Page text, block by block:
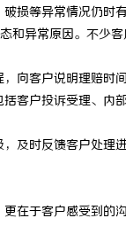
损等异常情况仍
和异常原因。不少
向客户说明理赔
客户投诉受理、
及时反馈客户处
在于客户感受到